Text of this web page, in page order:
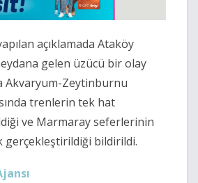
açıklamada Ataköy
gelen üzücü bir olay
Akvaryum-Zeytinburnu
trenlerin tek hat
ve Marmaray seferlerinin
gerçekleştirildiği bildirildi.